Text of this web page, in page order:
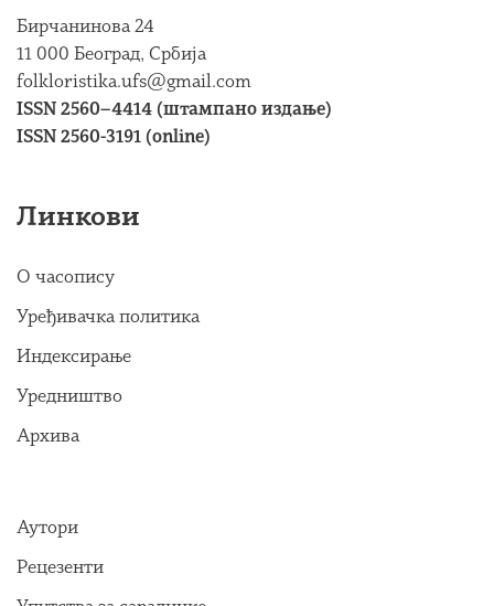
Бирчанинова 24
11 000 Београд, Србија
folkloristika.ufs@gmail.com
ISSN 2560–4414 (штампано издање)
ISSN 2560-3191 (online)
Линкови
О часопису
Уређивачка политика
Индексирање
Уредништво
Архива
Аутори
Рецезенти